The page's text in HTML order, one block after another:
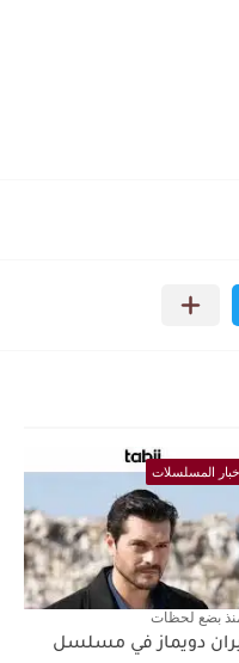
المسلسلات
بضع لحظات
دويماز في مسلسل